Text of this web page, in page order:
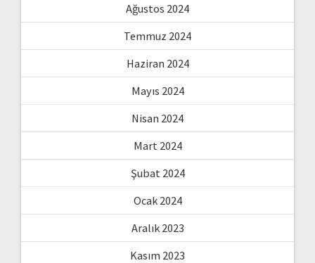
Ağustos 2024
Temmuz 2024
Haziran 2024
Mayıs 2024
Nisan 2024
Mart 2024
Şubat 2024
Ocak 2024
Aralık 2023
Kasım 2023